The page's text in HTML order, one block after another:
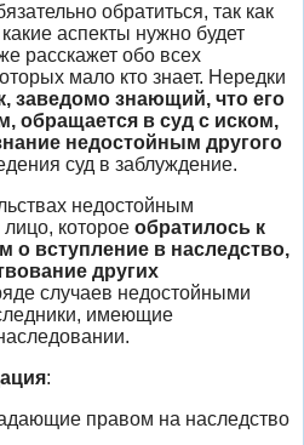
обратиться, так как
аспекты нужно будет
расскажет обо всех
мало кто знает. Нередки
заведомо знающий, что его
обращается в суд с иском,
недостойным другого
суд в заблуждение.
недостойным
которое обратилось к
о вступление в наследство,
других
случаев недостойными
имеющие
:
правом на наследство